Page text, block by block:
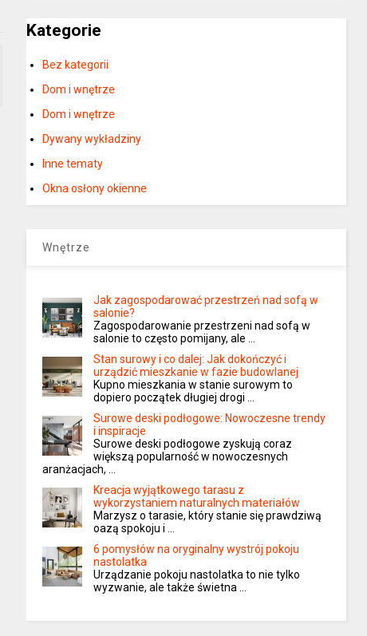
Kategorie
Bez kategorii
Dom i wnętrze
Dom i wnętrze
Dywany wykładziny
Inne tematy
Okna osłony okienne
Wnętrze
Jak zagospodarować przestrzeń nad sofą w
salonie?
Zagospodarowanie przestrzeni nad sofą w
salonie to często pomijany, ale …
Stan surowy i co dalej: Jak dokończyć i
urządzić mieszkanie w fazie budowlanej
Kupno mieszkania w stanie surowym to
dopiero początek długiej drogi …
Surowe deski podłogowe: Nowoczesne trendy
i inspiracje
Surowe deski podłogowe zyskują coraz
większą popularność w nowoczesnych
aranżacjach, …
Kreacja wyjątkowego tarasu z
wykorzystaniem naturalnych materiałów
Marzysz o tarasie, który stanie się prawdziwą
oazą spokoju i …
6 pomysłów na oryginalny wystrój pokoju
nastolatka
Urządzanie pokoju nastolatka to nie tylko
wyzwanie, ale także świetna …